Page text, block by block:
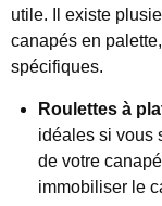
utile. Il existe
canapés en
spécifiques.
Roulettes à
idéales si vous
de votre
immobiliser le